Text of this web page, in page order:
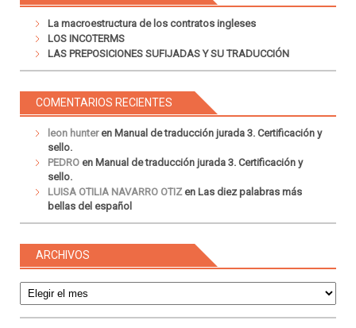
La macroestructura de los contratos ingleses
LOS INCOTERMS
LAS PREPOSICIONES SUFIJADAS Y SU TRADUCCIÓN
COMENTARIOS RECIENTES
leon hunteren Manual de traducción jurada 3. Certificación y
sello.
PEDRO en Manual de traducción jurada 3. Certificación y
sello.
LUISA OTILIA NAVARRO OTIZ en Las diez palabras más
bellas del español
ARCHIVOS